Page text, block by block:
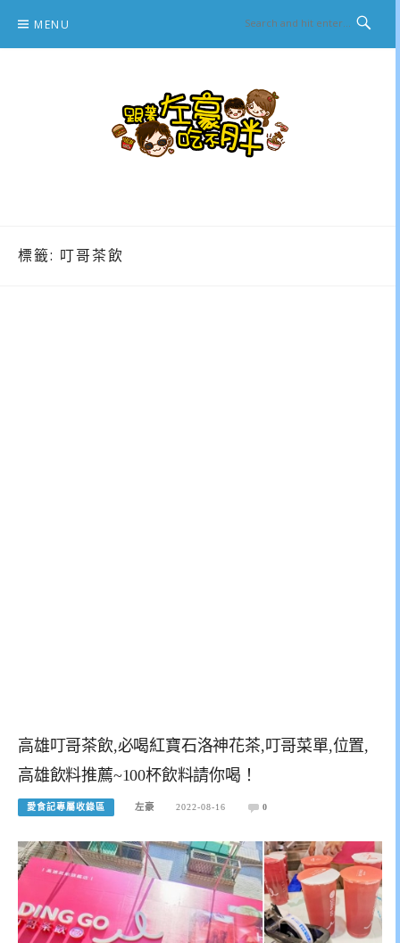
content
MENU
標籤: 叮哥茶飲
高雄叮哥茶飲,必喝紅寶石洛神花茶,叮哥菜單,位置,
高雄飲料推薦~100杯飲料請你喝！
愛食記專屬收錄區 左豪 2022-08-16 0